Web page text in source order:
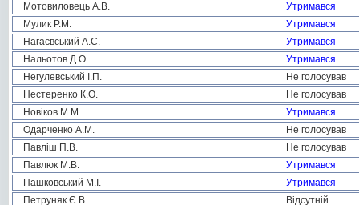
Мотовиловець А.В.
Утримався
Мулик Р.М.
Утримався
Нагаєвський А.С.
Утримався
Нальотов Д.О.
Утримався
Негулевський І.П.
Не голосував
Нестеренко К.О.
Не голосував
Новіков М.М.
Утримався
Одарченко А.М.
Не голосував
Павліш П.В.
Не голосував
Павлюк М.В.
Утримався
Пашковський М.І.
Утримався
Петруняк Є.В.
Відсутній